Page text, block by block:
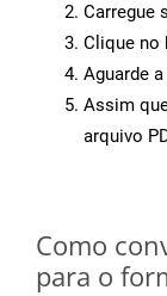
Carregue
Clique no
Aguarde
Assim
arquivo
Como
para o